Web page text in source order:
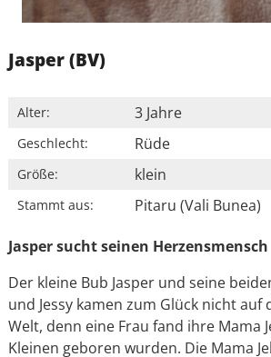
Jasper (BV)
Alter: 3 Jahre
Geschlecht: Rüde
Größe: klein
Stammt aus: Pitaru (Vali Bunea)
Jasper sucht seinen Herzensmensch
Der kleine Bub Jasper und seine
und Jessy kamen zum Glück nicht auf
Welt, denn eine Frau fand ihre Mama
Kleinen geboren wurden. Die Mama